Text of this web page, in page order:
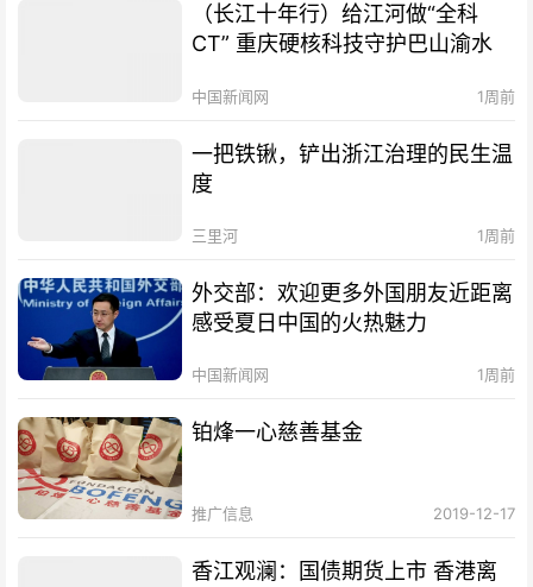
（长江十年行）给江河做“全科
CT” 重庆硬核科技守护巴山渝水
中国新闻网 1周前
一把铁锹，铲出浙江治理的民生温
度
三里河 1周前
外交部：欢迎更多外国朋友近距离
感受夏日中国的火热魅力
中国新闻网 1周前
铂烽一心慈善基金
推广信息 2019-12-17
香江观澜：国债期货上市 香港离